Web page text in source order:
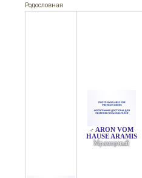
Родословная
♂ ARON VOM
HAUSE ARAMIS
Мраморный